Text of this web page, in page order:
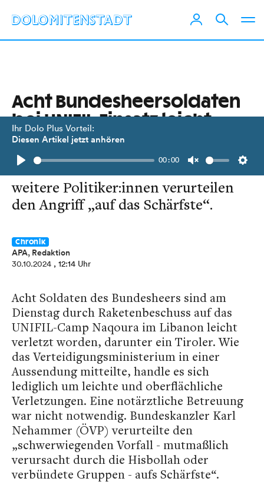
Ihr Dolo Plus Vorteil:
Diesen Artikel jetzt anhören
Play
00:00
Unmute
Acht Bundesheersoldaten
bei UNIFIL-Einsatz leicht
verletzt
Bundeskanzler Nehammer und
weitere Politiker:innen verurteilen
den Angriff „auf das Schärfste“.
Chronik
APA, Redaktion
30.10.2024 , 12:14 Uhr
Acht Soldaten des Bundesheers sind am
Dienstag durch Raketenbeschuss auf das
UNIFIL-Camp Naqoura im Libanon leicht
verletzt worden, darunter ein Tiroler. Wie
das Verteidigungsministerium in einer
Aussendung mitteilte, handle es sich
lediglich um leichte und oberflächliche
Verletzungen. Eine notärztliche Betreuung
war nicht notwendig. Bundeskanzler Karl
Nehammer (ÖVP) verurteilte den
„schwerwiegenden Vorfall - mutmaßlich
verursacht durch die Hisbollah oder
verbündete Gruppen - aufs Schärfste“.